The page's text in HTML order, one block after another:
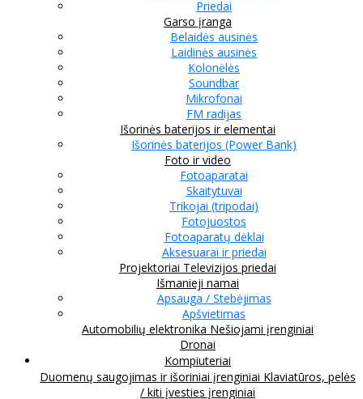
Priedai
Garso įranga
Belaidės ausinės
Laidinės ausinės
Kolonėlės
Soundbar
Mikrofonai
FM radijas
Išorinės baterijos ir elementai
Išorinės baterijos (Power Bank)
Foto ir video
Fotoaparatai
Skaitytuvai
Trikojai (tripodai)
Fotojuostos
Fotoaparatų dėklai
Aksesuarai ir priedai
Projektoriai Televizijos priedai
Išmanieji namai
Apsauga / Stebėjimas
Apšvietimas
Automobilių elektronika Nešiojami įrenginiai
Dronai
Kompiuteriai
Duomenų saugojimas ir išoriniai įrenginiai Klaviatūros, pelės
/ kiti įvesties įrenginiai